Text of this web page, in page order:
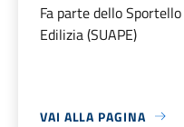
Fa parte dello
Edilizia (SUAPE)
VAI ALLA PAGINA